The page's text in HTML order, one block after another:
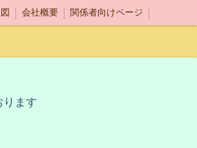
会社概要 関係者向けページ
ります